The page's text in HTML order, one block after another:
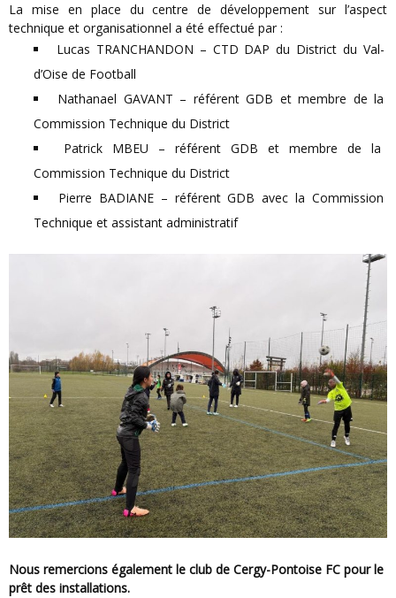
La mise en place du centre de développement sur l’aspect
technique et organisationnel a été effectué par :
Lucas TRANCHANDON – CTD DAP du District du Val-
d’Oise de Football
Nathanael GAVANT – référent GDB et membre de la
Commission Technique du District
Patrick MBEU – référent GDB et membre de la
Commission Technique du District
Pierre BADIANE – référent GDB avec la Commission
Technique et assistant administratif
Nous remercions également le club de Cergy-Pontoise FC pour le
prêt des installations.